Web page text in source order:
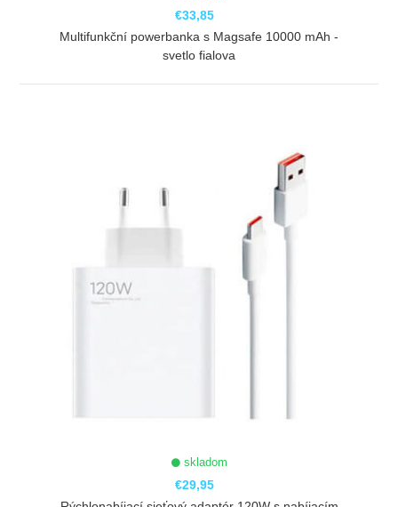
€33,85
Multifunkční powerbanka s Magsafe 10000 mAh -
svetlo fialova
skladom
€29,95